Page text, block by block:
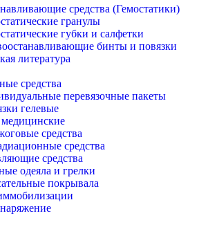
средства (Гемостатики)
гранулы
губки и салфетки
бинты и повязки
литература
средства
перевязочные пакеты
гелевые
средства
средства
средства
одеяла и грелки
покрывала